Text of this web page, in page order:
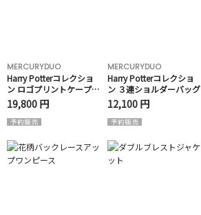
MERCURYDUO
Harry Potterコレクショ
ン ロゴプリントケープキ
ャミワンピース
19,800 円
MERCURYDUO
Harry Potterコレクショ
ン ３連ショルダーバッグ
12,100 円